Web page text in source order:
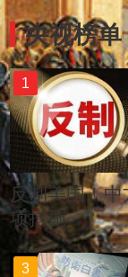
央视榜单
1
反制美国！
项措施
3